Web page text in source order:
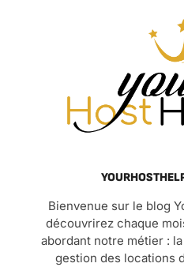
Bienvenue sur le blog
découvrirez chaque
abordant notre métier :
gestion des locations